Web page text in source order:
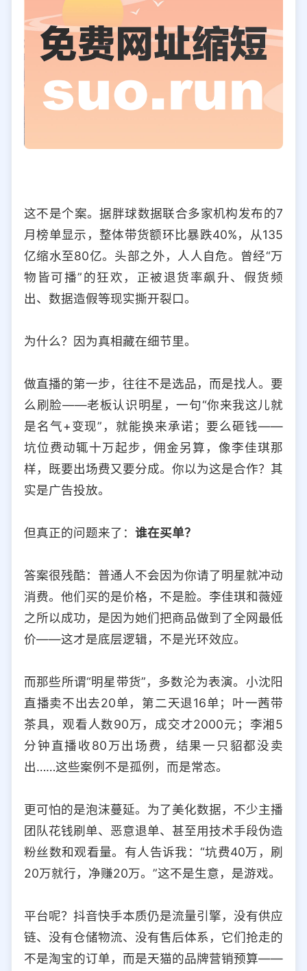
这不是个案。据胖球数据联合多家机构发布的7
月榜单显示，整体带货额环比暴跌40%，从135
亿缩水至80亿。头部之外，人人自危。曾经“万
物皆可播”的狂欢，正被退货率飙升、假货频
出、数据造假等现实撕开裂口。
为什么？因为真相藏在细节里。
做直播的第一步，往往不是选品，而是找人。要
么刷脸——老板认识明星，一句“你来我这儿就
是名气+变现”，就能换来承诺；要么砸钱——
坑位费动辄十万起步，佣金另算，像李佳琪那
样，既要出场费又要分成。你以为这是合作？其
实是广告投放。
但真正的问题来了： 谁在买单？
答案很残酷：普通人不会因为你请了明星就冲动
消费。他们买的是价格，不是脸。李佳琪和薇娅
之所以成功，是因为她们把商品做到了全网最低
价——这才是底层逻辑，不是光环效应。
而那些所谓“明星带货”，多数沦为表演。小沈阳
直播卖不出去20单，第二天退16单；叶一茜带
茶具，观看人数90万，成交才2000元；李湘5
分钟直播收80万出场费，结果一只貂都没卖
出……这些案例不是孤例，而是常态。
更可怕的是泡沫蔓延。为了美化数据，不少主播
团队花钱刷单、恶意退单、甚至用技术手段伪造
粉丝数和观看量。有人告诉我：“坑费40万，刷
20万就行，净赚20万。”这不是生意，是游戏。
平台呢？抖音快手本质仍是流量引擎，没有供应
链、没有仓储物流、没有售后体系，它们抢走的
不是淘宝的订单，而是天猫的品牌营销预算——